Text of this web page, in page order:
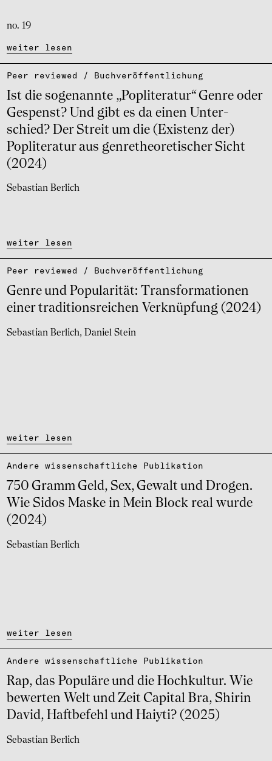
no. 19
weiter lesen
Ist die soge­nannte „Pop­li­te­ra­tur“ Genre oder
Gespenst? Und gibt es da einen Unter­
schied? Der Streit um die (Exis­tenz der)
Popli­te­ra­tur aus genre­the­o­re­ti­scher Sicht
(2024)
Peer reviewed / Buch­ver­öf­fent­li­chung
Sebastian Berlich
weiter lesen
Genre und Popu­la­ri­tät: Trans­for­ma­ti­o­nen
einer tradi­ti­ons­rei­chen Verknüp­fung (2024)
Peer reviewed / Buch­ver­öf­fent­li­chung
Sebastian Berlich Daniel Stein
weiter lesen
750 Gramm Geld, Sex, Gewalt und Drogen.
Wie Sidos Maske in Mein Block real wurde
(2024)
Andere wissen­schaft­li­che Publi­ka­tion
Sebastian Berlich
weiter lesen
Rap, das Popu­läre und die Hoch­kul­tur. Wie
bewer­ten Welt und Zeit Capi­tal Bra, Shirin
David, Haft­be­fehl und Haiyti? (2025)
Andere wissen­schaft­li­che Publi­ka­tion
Sebastian Berlich